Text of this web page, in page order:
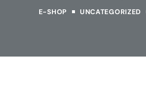
E-SHOP UNCATEGORIZED